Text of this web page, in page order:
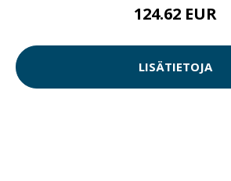
124.62 EUR
LISÄTIETOJA